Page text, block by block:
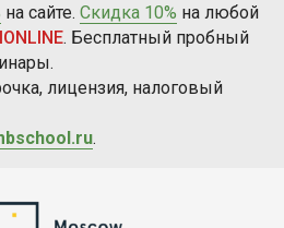
на сайте. Скидка 10% на любой
. Бесплатный пробный
лицензия, налоговый
.